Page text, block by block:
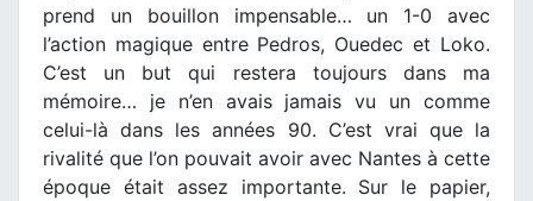
prend un bouillon impensable… un 1-0 avec
l’action magique entre Pedros, Ouedec et Loko.
C’est un but qui restera toujours dans ma
mémoire… je n’en avais jamais vu un comme
celui-là dans les années 90. C’est vrai que la
rivalité que l’on pouvait avoir avec Nantes à cette
époque était assez importante. Sur le papier,